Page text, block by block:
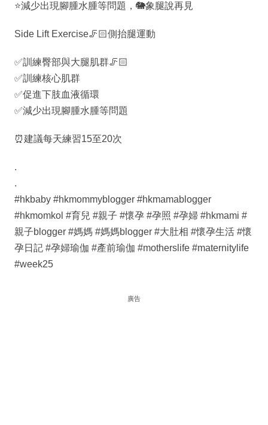
⭐️減少出現腳腫水腫等問題，🐘象腿說再見
Side Lift Exercise🦵🏻側抬腿運動
✅訓練臀部與大腿肌群🦵🏻
✅訓練核心肌群
✅促進下肢血液循環
✅減少出現腳腫水腫等問題
⏰建議每天練習15至20次
.
.
#hkbaby #hkmommyblogger #hkmamablogger
#hkmomkol #育兒 #親子 #懷孕 #孕照 #孕婦 #hkmami #
親子blogger #媽媽 #媽媽blogger #大肚相 #懷孕生活 #懷
孕日記 #孕婦瑜伽 #產前瑜伽 #motherslife #maternitylife
#week25
廣告